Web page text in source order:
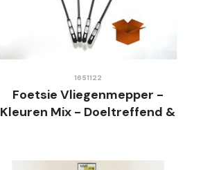
1651122
Foetsie Vliegenmepper -
Kleuren Mix - Doeltreffend &